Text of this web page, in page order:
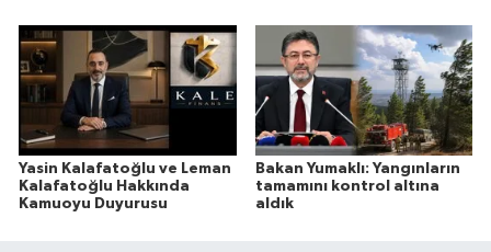
Yasin Kalafatoğlu ve Leman
Kalafatoğlu Hakkında
Kamuoyu Duyurusu
Bakan Yumaklı: Yangınların
tamamını kontrol altına
aldık